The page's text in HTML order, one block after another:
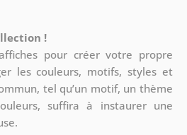
!
pour créer votre propre
les couleurs, motifs, styles et
tel qu’un motif, un thème
suffira à instaurer une